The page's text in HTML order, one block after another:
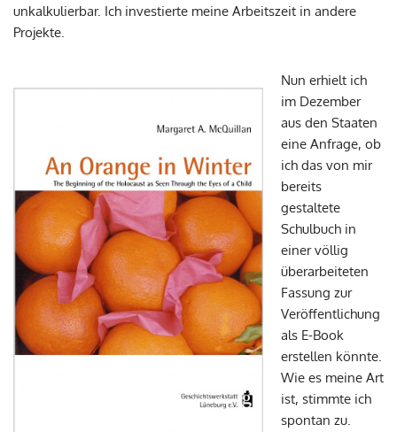
unkalkulierbar. Ich investierte meine Arbeitszeit in andere
Projekte.
Nun erhielt ich
im Dezember
aus den Staaten
eine Anfrage, ob
ich das von mir
bereits
gestaltete
Schulbuch in
einer völlig
überarbeiteten
Fassung zur
Veröffentlichung
als E-Book
erstellen könnte.
Wie es meine Art
ist, stimmte ich
spontan zu.